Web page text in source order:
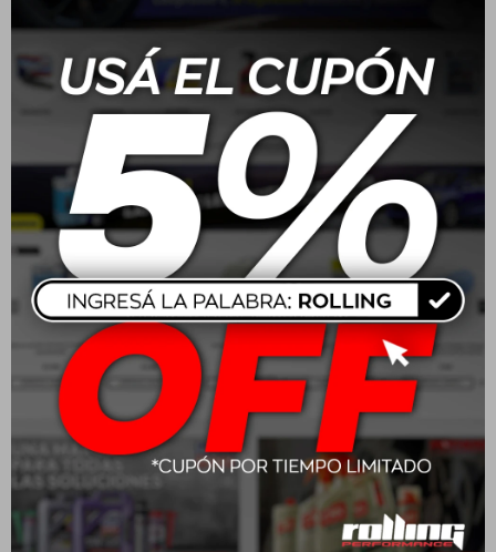
Wurth Limpiador A/C
HSW200 Plus Lavanda
$513
Wurth Anticorrosivo 5L
Rosa
$654